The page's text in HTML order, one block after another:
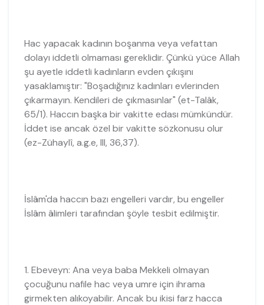
Hac yapacak kadının boşanma veya vefattan
dolayı iddetli olmaması gereklidir. Çünkü yüce Allah
şu ayetle iddetli kadınların evden çıkışını
yasaklamıştır: "Boşadığınız kadınları evlerinden
çıkarmayın. Kendileri de çıkmasınlar" (et-Talâk,
65/1). Haccın başka bir vakitte edası mümkündür.
İddet ise ancak özel bir vakitte sözkonusu olur
(ez-Zühaylî, a.g.e, III, 36,37).
İslâm'da haccın bazı engelleri vardır, bu engeller
İslâm âlimleri tarafından şöyle tesbit edilmiştir.
1. Ebeveyn: Ana veya baba Mekkeli olmayan
çocuğunu nafile hac veya umre için ihrama
girmekten alıkoyabilir. Ancak bu ikisi farz hacca